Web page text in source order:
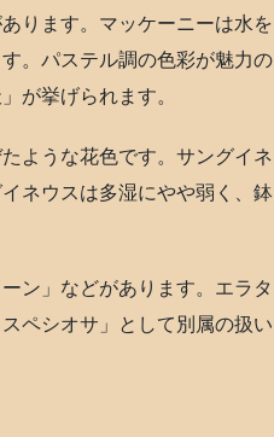
ります。マッケーニーは水を
。パステル調の色彩が魅力の
が挙げられます。
ような花色です。サングイネ
ネウスは多湿にやや弱く、鉢
ン」などがあります。エラタ
ペシオサ」として別属の扱い